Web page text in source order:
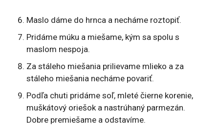
Maslo dáme do hrnca a necháme roztopiť.
Pridáme múku a miešame, kým sa spolu s
maslom nespoja.
Za stáleho miešania prilievame mlieko a za
stáleho miešania necháme povariť.
Podľa chuti pridáme soľ, mleté čierne korenie,
muškátový oriešok a nastrúhaný parmezán.
Dobre premiešame a odstavíme.